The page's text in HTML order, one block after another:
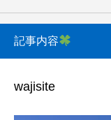
記事内容
wajisite